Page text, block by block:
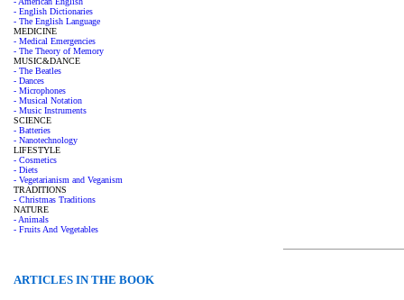
- English Dictionaries
- The English Language
MEDICINE
- Medical Emergencies
- The Theory of Memory
MUSIC&DANCE
- The Beatles
- Dances
- Microphones
- Musical Notation
- Music Instruments
SCIENCE
- Batteries
- Nanotechnology
LIFESTYLE
- Cosmetics
- Diets
- Vegetarianism and Veganism
TRADITIONS
- Christmas Traditions
NATURE
- Animals
- Fruits And Vegetables
ARTICLES IN THE BOOK